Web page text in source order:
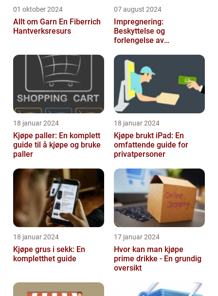
01 oktober 2024
Allt om Garn En Fiberrich
Hantverksresurs
07 august 2024
Impregnering:
Beskyttelse og
forlengelse av
18 januar 2024
Kjøpe paller: En komplett
guide til å kjøpe og bruke
paller
18 januar 2024
Kjøpe brukt iPad: En
omfattende guide for
privatpersoner
18 januar 2024
Kjøpe grus i sekk: En
kompletthet guide
17 januar 2024
Hvor kan man kjøpe
prime drikke - En grundig
oversikt